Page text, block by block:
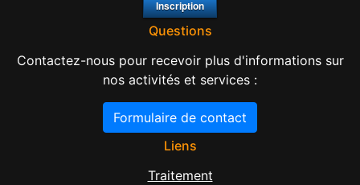
Questions
Contactez-nous pour recevoir plus d'informations sur
nos activités et services :
Formulaire de contact
Liens
Traitement